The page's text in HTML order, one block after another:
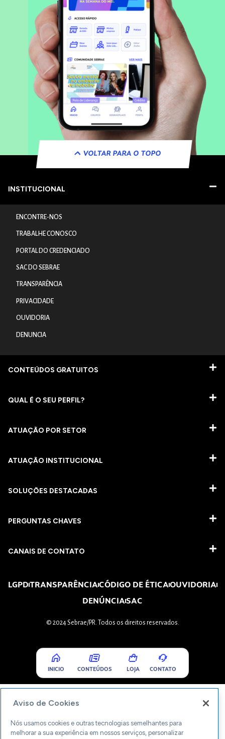
VOLTAR PARA O TOPO
INSTITUCIONAL
ENCONTRE-NOS
TRABALHE CONOSCO
PORTAL DO CREDENCIADO
SAC DO SEBRAE
TRANSPARÊNCIA
PRIVACIDADE
OUVIDORIA
DENUNCIA
CONTEÚDOS GRATUITOS
QUAL É O SEU PERFIL?
ATUAÇÃO POR SETOR
ATUAÇÃO INSTITUCIONAL
SOLUÇÕES DESTACADAS
PERGUNTAS CHAVES​
CANAIS DE CONTATO
LGPDTRANSPARÊNCIACÓDIGO DE ÉTICAOUVIDORIA
DENÚNCIASAC
© 2024 Sebrae/PR. Todos os direitos reservados.
INICIO CONTEÚDOS LOJA CONTATO
Aviso de Cookies
Nós usamos cookies e outras tecnologias semelhantes para
melhorar a sua experiência em nossos serviços, personalizar